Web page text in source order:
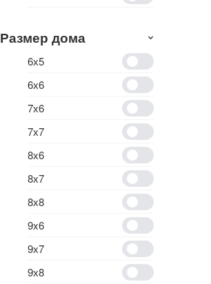
Размер дома
6х5
6х6
7х6
7х7
8х6
8х7
8х8
9x6
9х7
9х8